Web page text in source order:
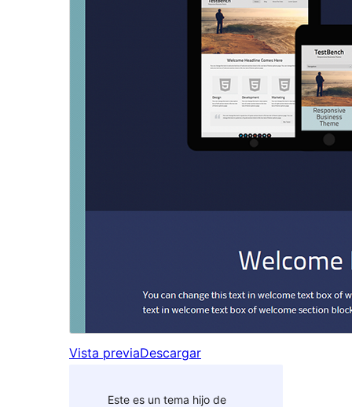
Vista previaDescargar
Este es un tema hijo de